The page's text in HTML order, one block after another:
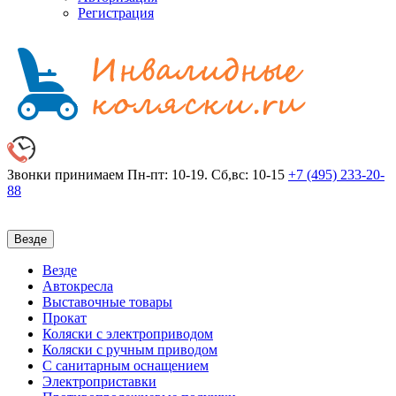
Регистрация
Звонки принимаем Пн-пт: 10-19. Сб,вс: 10-15 +7 (495) 233-20-
88
Везде
Везде
Автокресла
Выставочные товары
Прокат
Коляски с электроприводом
Коляски с ручным приводом
С санитарным оснащением
Электроприставки